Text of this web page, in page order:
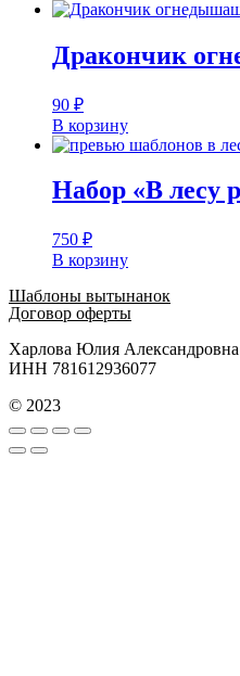
Дракончик
90 ₽
В корзину
Набор «В лесу
750 ₽
В корзину
Шаблоны вытынанок
Договор оферты
Харлова Юлия Александровна
ИНН 781612936077
© 2023